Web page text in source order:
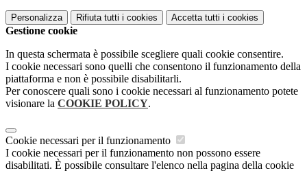
Personalizza Rifiuta tutti i cookies Accetta tutti i cookies
Gestione cookie
In questa schermata è possibile scegliere quali cookie consentire.
I cookie necessari sono quelli che consentono il funzionamento della
piattaforma e non è possibile disabilitarli.
Per conoscere quali sono i cookie necessari al funzionamento potete
visionare la COOKIE POLICY.
Cookie necessari per il funzionamento
I cookie necessari per il funzionamento non possono essere
disabilitati. È possibile consultare l'elenco nella pagina della cookie